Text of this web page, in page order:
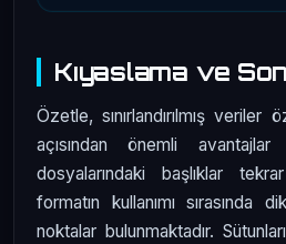
Kıyaslama ve
Özetle, sınırlandırılmış veriler
açısından önemli
dosyalarındaki başlıklar
formatın kullanımı sırasında
noktalar bulunmaktadır.